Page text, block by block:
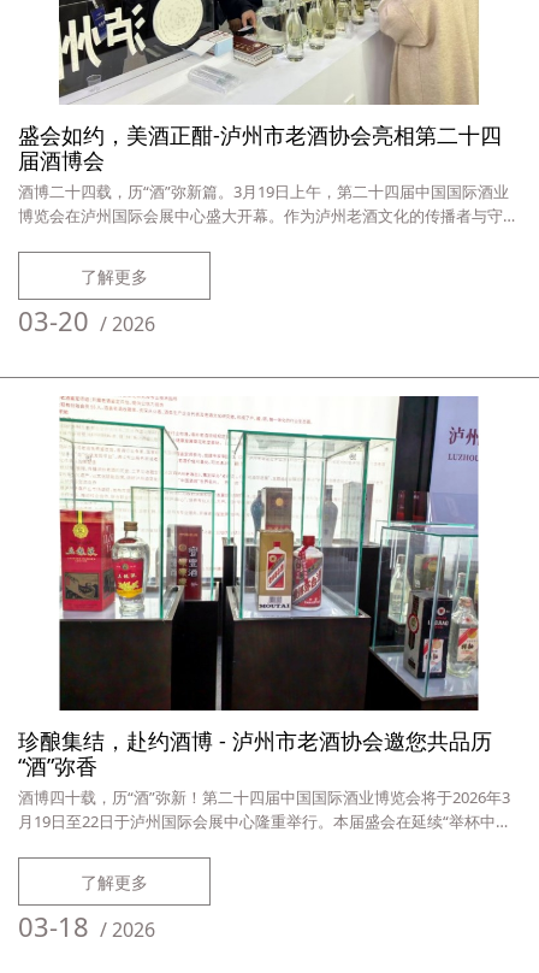
盛会如约，美酒正酣-泸州市老酒协会亮相第二十四
届酒博会
酒博二十四载，历“酒”弥新篇。3月19日上午，第二十四届中国国际酒业
博览会在泸州国际会展中心盛大开幕。作为泸州老酒文化的传播者与守护
视，不仅与茅台、泸州老窖、郎酒等国家顶级名酒同馆展出，更占据展区
核心位置——位于C馆中国白酒精品馆。目前，协会已备好佳酿，静候八
方宾朋共赴这
了解更多
03-20 /2026
珍酿集结，赴约酒博 - 泸州市老酒协会邀您共品历
“酒”弥香
酒博四十载，历“酒”弥新！第二十四届中国国际酒业博览会将于2026年3
月19日至22日于泸州国际会展中心隆重举行。本届盛会在延续“举杯中国·
全球酒业精品，展现泸州白酒作为历史经典产业的魅力，营造沉浸式酒业
盛会氛围。作为泸州老酒文化的传播者与守护者，泸州市老酒协会自2025
年8月成立以来首次亮相本届盛会，携百余款不同年份的国家名酒藏
了解更多
03-18 /2026